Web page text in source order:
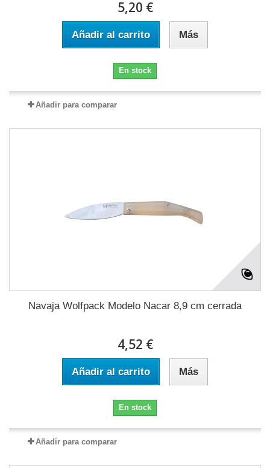
5,20 €
Añadir al carrito Más
En stock
Añadir para comparar
Navaja Wolfpack Modelo Nacar 8,9 cm cerrada
4,52 €
Añadir al carrito Más
En stock
Añadir para comparar